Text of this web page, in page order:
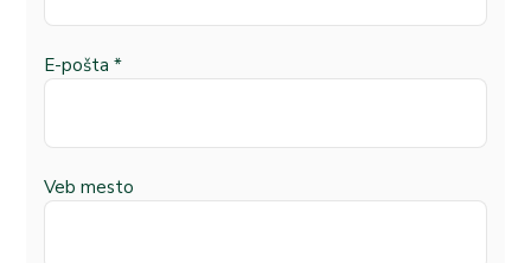
E-pošta *
Veb mesto